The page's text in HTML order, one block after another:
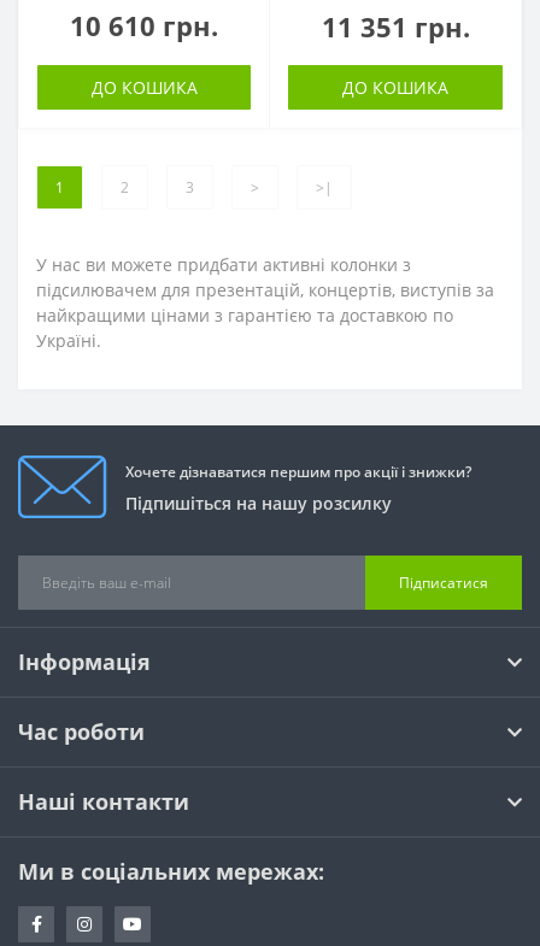
10 610 грн.
ДО КОШИКА
11 351 грн.
ДО КОШИКА
1 2 3 > >|
У нас ви можете придбати активні колонки з
підсилювачем для презентацій, концертів, виступів за
найкращими цінами з гарантією та доставкою по
Україні.
Хочете дізнаватися першим про акції і знижки?
Підпишіться на нашу розсилку
Підписатися
Інформація
Час роботи
Наші контакти
Ми в соціальних мережах: